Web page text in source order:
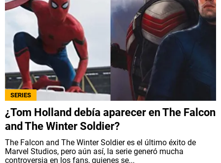
SERIES
¿Tom Holland debía aparecer en The Falcon
and The Winter Soldier?
The Falcon and The Winter Soldier es el último éxito de
Marvel Studios, pero aún así, la serie generó mucha
controversia en los fans, quienes se...